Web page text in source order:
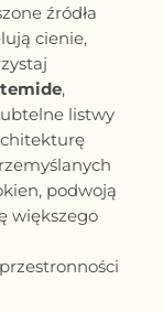
źródła
cienie,
,
listwy
podwoją
większego